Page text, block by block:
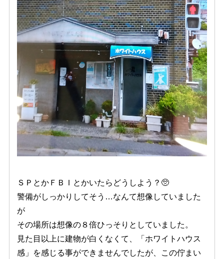
ＳＰとかＦＢＩとかいたらどうしよう？🥺
警備がしっかりしてそう…なんて想像していました
が
その場所は想像の８倍ひっそりとしていました。
見た目以上に建物が白くなくて、「ホワイトハウス
感」を感じる事ができませんでしたが、この佇まい